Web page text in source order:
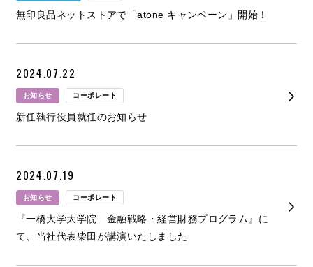
無印良品ネットストアで「atone キャンペーン」開始！
2024.07.22
お知らせ コーポレート
新任執行役員就任のお知らせ
2024.07.19
お知らせ コーポレート
『一橋大学大学院 金融戦略・経営財務プログラム』に
て、当社代表柴田が講演いたしました